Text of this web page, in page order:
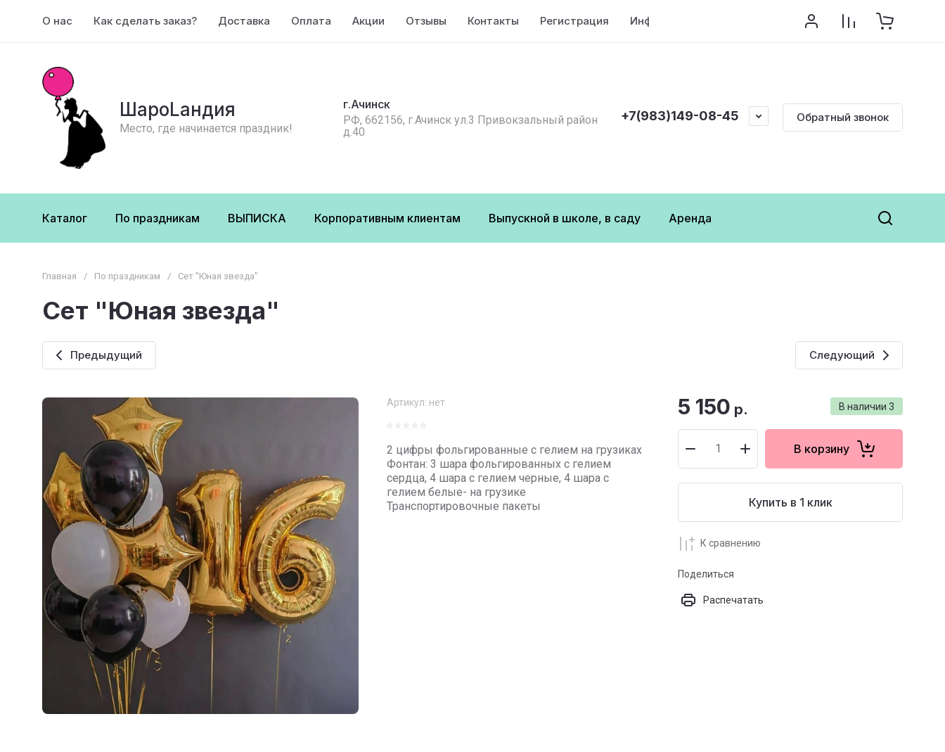
О нас Как сделать заказ? Доставка Оплата Акции Отзывы Контакты Регистрация Информация
ШароLандия
Место, где начинается праздник!
г.Ачинск
РФ, 662156, г.Ачинск ул.3 Привокзальный район
д.40
+7(983)149-08-45 Обратный звонок
Каталог По праздникам ВЫПИСКА Корпоративным клиентам Выпускной в школе, в саду Аренда
Главная / По праздникам / Сет "Юная звезда"
Сет "Юная звезда"
Предыдущий Следующий
Артикул: нет
2 цифры фольгированные с гелием на грузиках
Фонтан: 3 шара фольгированных с гелием
сердца, 4 шара с гелием черные, 4 шара с
гелием белые- на грузике
Транспортировочные пакеты
В наличии 3
5 150 р.
В корзину
Купить в 1 клик
К сравнению
Поделиться
Распечатать